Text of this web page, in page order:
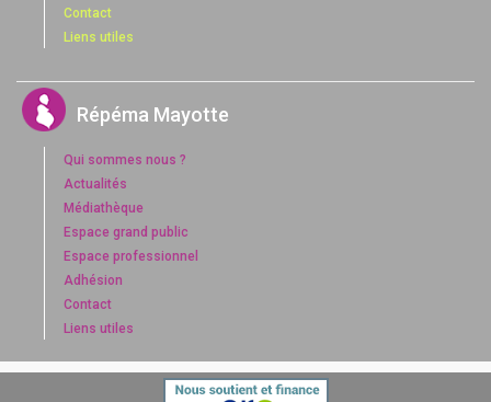
Contact
Liens utiles
Répéma Mayotte
Qui sommes nous ?
Actualités
Médiathèque
Espace grand public
Espace professionnel
Adhésion
Contact
Liens utiles